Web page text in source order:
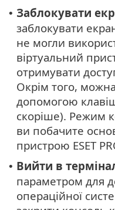
• Заблокувати
заблокувати
не могли
віртуальний
отримувати
Окрім того,
допомогою
скоріше). Режим
ви побачите
пристрою ESET
• Вийти в
параметром для
операційної